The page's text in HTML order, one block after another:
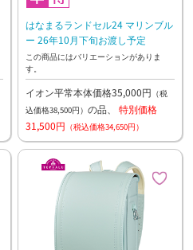
はなまるランドセル24 マリンブル
ー 26年10月下旬お渡し予定
この商品にはバリエーションがありま
す。
イオン平常本体価格35,000円 （税
込価格38,500円） の品、 特別価格
31,500円 （税込価格34,650円）